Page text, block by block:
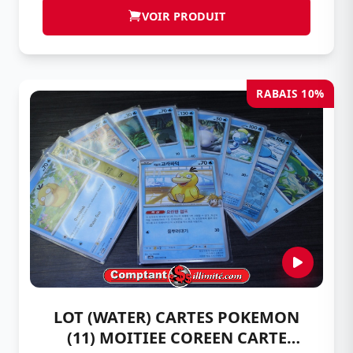
VOIR PRODUIT
RABAIS 10%
LOT (WATER) CARTES POKEMON
(11) MOITIEE COREEN CARTE